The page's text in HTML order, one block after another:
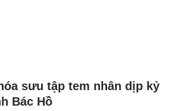
sưu tập tem nhân dịp kỷ
Bác Hồ